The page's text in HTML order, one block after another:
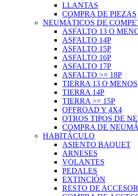
LLANTAS
COMPRA DE PIEZAS
NEUMÁTICOS DE
ASFALTO 13 O
ASFALTO 14P
ASFALTO 15P
ASFALTO 16P
ASFALTO 17P
ASFALTO >= 18P
TIERRA 13 O MENOS
TIERRA 14P
TIERRA >= 15P
OFFROAD Y 4X4
OTROS TIPOS DE
COMPRA DE
HABITÁCULO
ASIENTO BAQUET
ARNESES
VOLANTES
PEDALES
EXTINCIÓN
RESTO DE